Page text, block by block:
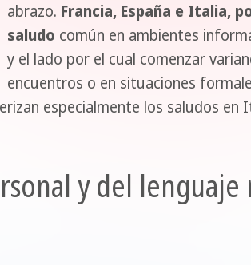
abrazo. Francia, España e Italia,
saludo común en ambientes
y el lado por el cual comenzar
encuentros o en situaciones
especialmente los saludos en
y del